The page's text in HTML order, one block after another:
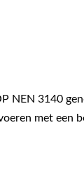
NEN 3140
met